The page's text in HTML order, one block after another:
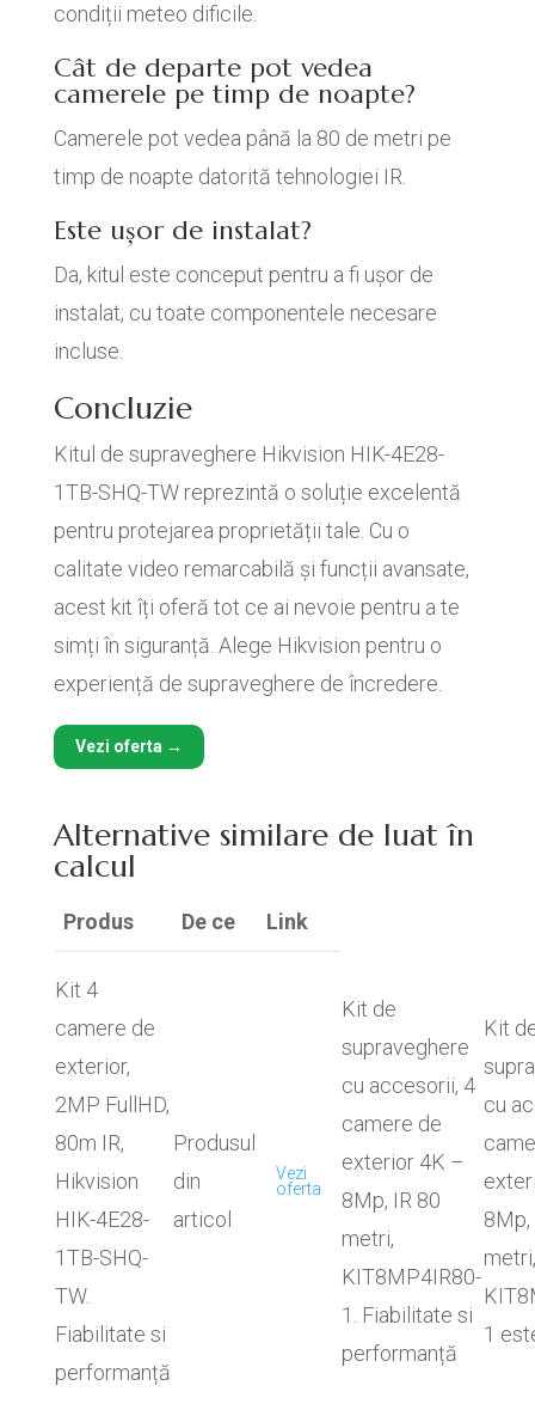
condiții meteo dificile.
Cât de departe pot vedea
camerele pe timp de noapte?
Camerele pot vedea până la 80 de metri pe
timp de noapte datorită tehnologiei IR.
Este ușor de instalat?
Da, kitul este conceput pentru a fi ușor de
instalat, cu toate componentele necesare
incluse.
Concluzie
Kitul de supraveghere Hikvision HIK-4E28-
1TB-SHQ-TW reprezintă o soluție excelentă
pentru protejarea proprietății tale. Cu o
calitate video remarcabilă și funcții avansate,
acest kit îți oferă tot ce ai nevoie pentru a te
simți în siguranță. Alege Hikvision pentru o
experiență de supraveghere de încredere.
Vezi oferta →
Alternative similare de luat în
calcul
Produs De ce Link
Kit 4
camere de
exterior,
2MP FullHD,
80m IR,
Hikvision
HIK-4E28-
1TB-SHQ-
TW.
Fiabilitate si
performanță
Produsul
din
articol
Vezi
oferta
Kit de
supraveghere
cu accesorii, 4
camere de
exterior 4K –
8Mp, IR 80
metri,
KIT8MP4IR80-
1. Fiabilitate si
performanță
Kit
cu
8Mp,
metri,
1